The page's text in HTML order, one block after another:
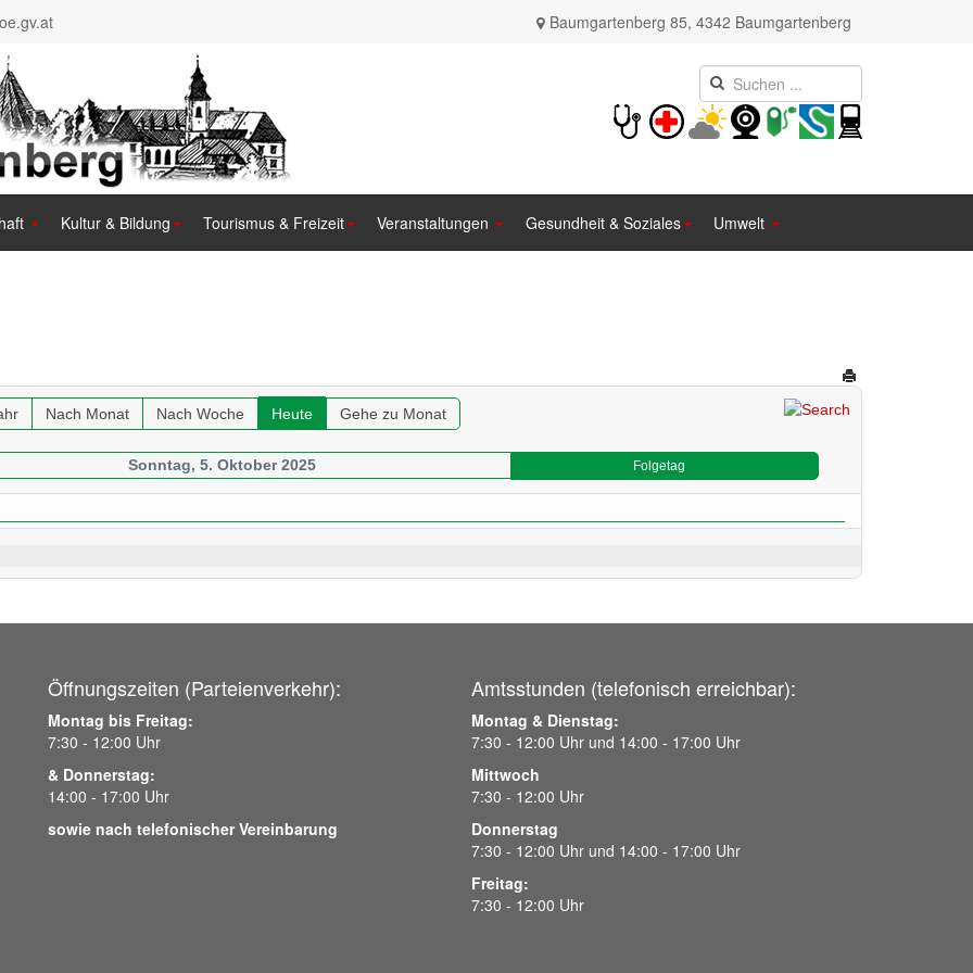
Baumgartenberg 85, 4342 Baumgartenberg
Kultur & Bildung Tourismus & Freizeit Veranstaltungen Gesundheit & Soziales Umwelt
Nach Monat Nach Woche Heute Gehe zu Monat
Sonntag, 5. Oktober 2025 Folgetag
Öffnungszeiten (Parteienverkehr):
Montag bis Freitag:
7:30 - 12:00 Uhr
& Donnerstag:
14:00 - 17:00 Uhr
sowie nach telefonischer Vereinbarung
Amtsstunden (telefonisch erreichbar):
Montag & Dienstag:
7:30 - 12:00 Uhr und 14:00 - 17:00 Uhr
Mittwoch
7:30 - 12:00 Uhr
Donnerstag
7:30 - 12:00 Uhr und 14:00 - 17:00 Uhr
Freitag:
7:30 - 12:00 Uhr